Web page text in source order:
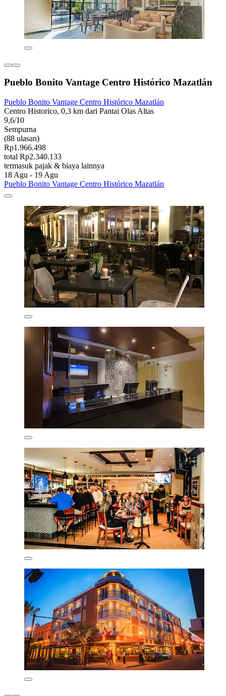
Pueblo Bonito Vantage Centro Histórico Mazatlán
Pueblo Bonito Vantage Centro Histórico Mazatlán
Centro Historico, 0,3 km dari Pantai Olas Altas
9,6/10
Sempurna
(88 ulasan)
Rp1.966.498
total Rp2.340.133
termasuk pajak & biaya lainnya
18 Agu - 19 Agu
Pueblo Bonito Vantage Centro Histórico Mazatlán